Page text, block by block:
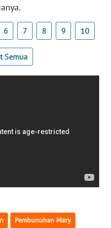
6 7 8 9 10
Semua
Pembunuhan Mary